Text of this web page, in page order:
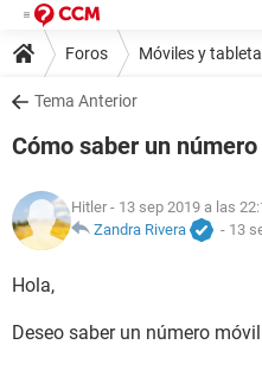
Foros Móviles y
Tema Anterior
Cómo saber un
Hitler - 13 sep 2019 a las
Zandra Rivera
- 13
Hola,
Deseo saber un número